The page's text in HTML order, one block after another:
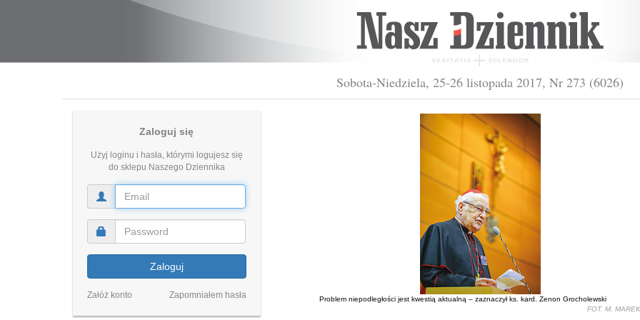
Sobota-Niedziela, 25-26 listopada 2017, Nr 273 (6026)
Zaloguj się
Użyj loginu i hasła, którymi logujesz się
do sklepu Naszego Dziennika
Zaloguj
Załóż konto Zapomniałem hasła
Problem niepodległości jest kwestią aktualną – zaznaczył ks. kard. Zenon Grocholewski
FOT. M. MAREK